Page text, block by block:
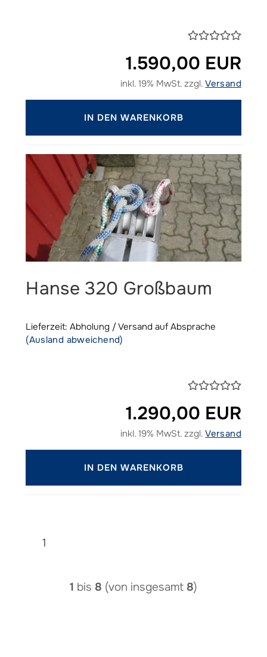
1.590,00 EUR
inkl. 19% MwSt. zzgl.Versand
IN DEN WARENKORB
Hanse 320 Großbaum
Lieferzeit: Abholung / Versand auf Absprache
(Ausland abweichend)
1.290,00 EUR
inkl. 19% MwSt. zzgl.Versand
IN DEN WARENKORB
1
1 bis 8 (von insgesamt 8)